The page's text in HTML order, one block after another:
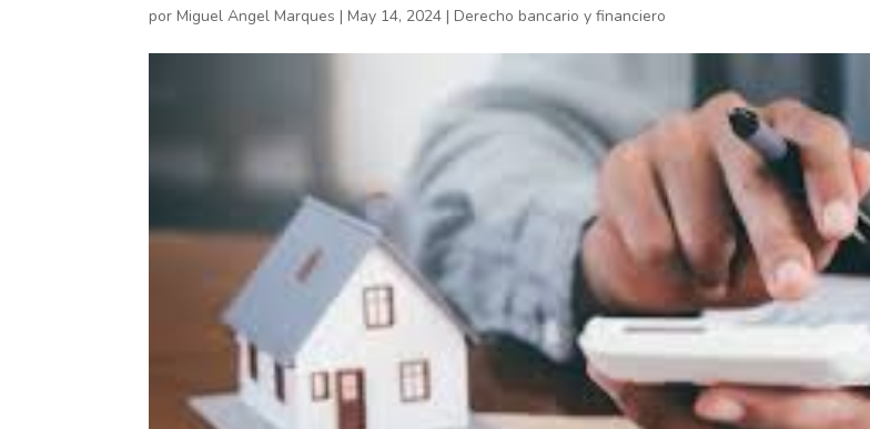
porMiguel Angel Marques |May 14, 2024 |Derecho bancario y financiero